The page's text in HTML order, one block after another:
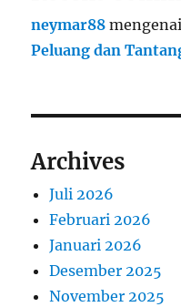
neymar88
Peluang dan
Archives
Juli 2026
Februari 2026
Januari 2026
Desember 2025
November 2025